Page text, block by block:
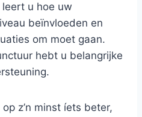
u hoe uw
beïnvloeden en
om moet gaan.
hebt u belangrijke
z’n minst íets beter,